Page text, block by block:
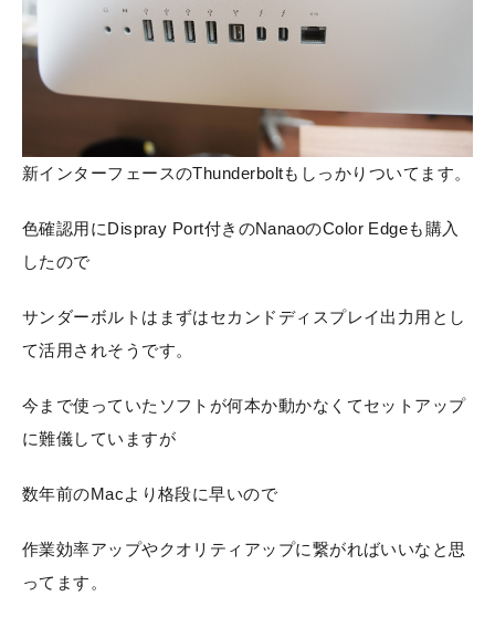
新インターフェースのThunderboltもしっかりついてます。
色確認用にDispray Port付きのNanaoのColor Edgeも購入
したので
サンダーボルトはまずはセカンドディスプレイ出力用とし
て活用されそうです。
今まで使っていたソフトが何本か動かなくてセットアップ
に難儀していますが
数年前のMacより格段に早いので
作業効率アップやクオリティアップに繋がればいいなと思
ってます。